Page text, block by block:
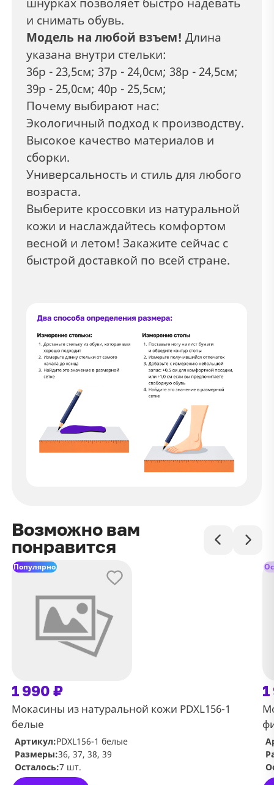
и снимать обувь.
Модель на любой взъем! Длина
указана внутри стельки:
36р - 23,5см; 37р - 24,0см; 38р - 24,5см;
39р - 25,0см; 40р - 25,5см;
Почему выбирают нас:
Экологичный подход к производству.
Высокое качество материалов и
сборки.
Универсальность и стиль для любого
возраста.
Выберите кроссовки из натуральной
кожи и наслаждайтесь комфортом
весной и летом! Закажите сейчас с
быстрой доставкой по всей стране.
Возможно вам
понравится
Популярно
1 990 ₽
Мокасины из натуральной кожи PDXL156-1
белые
Артикул:PDXL156-1 белые
Размеры:36, 37, 38, 39
Осталось:7 шт.